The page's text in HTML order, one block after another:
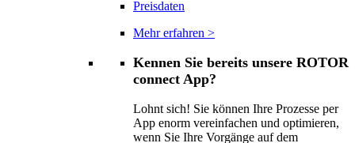
Preisdaten
Mehr erfahren >
Kennen Sie bereits unsere ROTOR
connect App?
Lohnt sich! Sie können Ihre Prozesse per
App enorm vereinfachen und optimieren,
wenn Sie Ihre Vorgänge auf dem